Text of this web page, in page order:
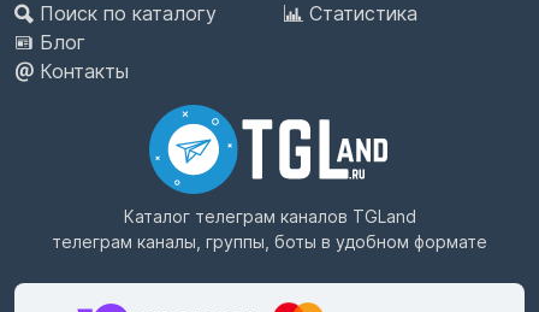
Поиск по каталогу
Блог
Контакты
Статистика
Каталог телеграм каналов TGLand
телеграм каналы, группы, боты в удобном формате